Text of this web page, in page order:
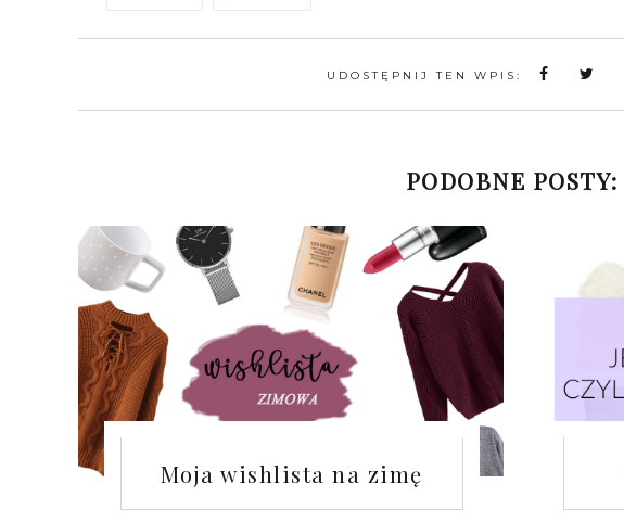
UDOSTĘPNIJ TEN WPIS:
PODOBNE POSTY:
Moja wishlista na zimę